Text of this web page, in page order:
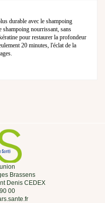
durable avec le shampoing
nourrissant, sans
pour restaurer la profondeur
20 minutes, l'éclat de la
Brassens
Denis CEDEX
00